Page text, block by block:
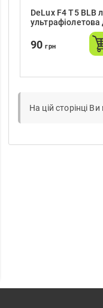
DeLux F4 T5 BLB
ультрафіолетова
детектора валют
90грн
На цій сторінці